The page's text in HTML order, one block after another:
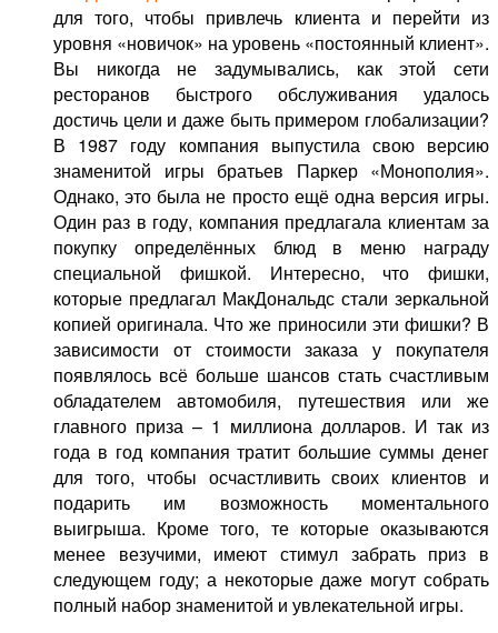
для того, чтобы привлечь клиента и перейти из
уровня «новичок» на уровень «постоянный клиент».
Вы никогда не задумывались, как этой сети
ресторанов быстрого обслуживания удалось
достичь цели и даже быть примером глобализации?
В 1987 году компания выпустила свою версию
знаменитой игры братьев Паркер «Монополия».
Однако, это была не просто ещё одна версия игры.
Один раз в году, компания предлагала клиентам за
покупку определённых блюд в меню награду
специальной фишкой. Интересно, что фишки,
которые предлагал МакДональдс стали зеркальной
копией оригинала. Что же приносили эти фишки? В
зависимости от стоимости заказа у покупателя
появлялось всё больше шансов стать счастливым
обладателем автомобиля, путешествия или же
главного приза – 1 миллиона долларов. И так из
года в год компания тратит большие суммы денег
для того, чтобы осчастливить своих клиентов и
подарить им возможность моментального
выигрыша. Кроме того, те которые оказываются
менее везучими, имеют стимул забрать приз в
следующем году; а некоторые даже могут собрать
полный набор знаменитой и увлекательной игры.